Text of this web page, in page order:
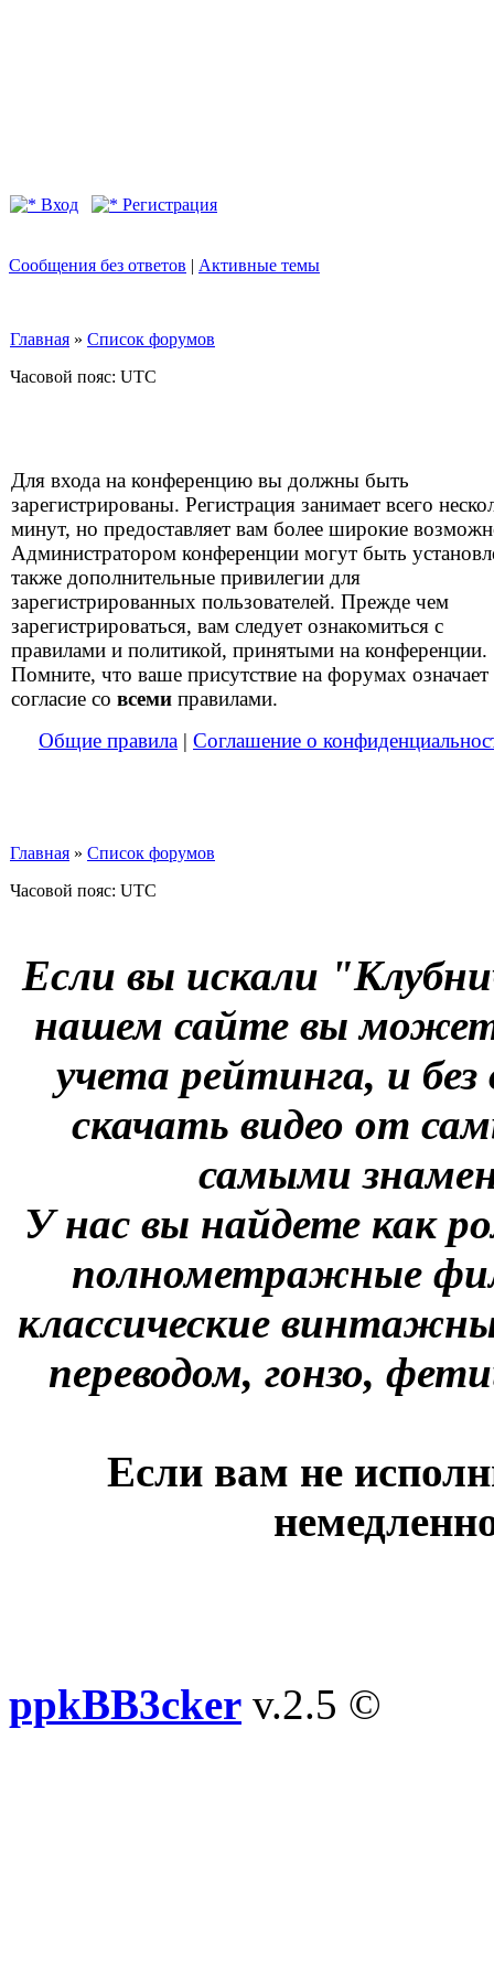
Вход Регистрация
Сообщения без ответов | Активные темы
Главная » Список форумов
Часовой пояс: UTC
Для входа на конференцию вы должны быть
зарегистрированы. Регистрация занимает всего
минут, но предоставляет вам более широкие
Администратором конференции могут быть
также дополнительные привилегии для
зарегистрированных пользователей. Прежде чем
зарегистрироваться, вам следует ознакомиться с
правилами и политикой, принятыми на конференции.
Помните, что ваше присутствие на форумах означает
согласие со всеми правилами.
Общие правила | Соглашение о
Главная » Список форумов
Часовой пояс: UTC
Если вы искали
нашем сайте вы
учета рейтинга, и
скачать видео от
самыми
У нас вы найдете как
полнометражные
классические
переводом, гонзо,
Если вам не
ppkBB3cker v.2.5 ©